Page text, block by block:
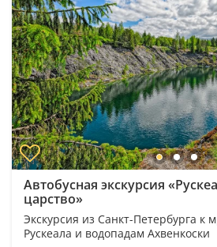
Автобусная экскурсия
царство»
Экскурсия из Санкт-Петербурга к
Рускеала и водопадам Ахвенкоски